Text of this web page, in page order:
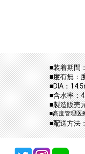
■装着期間
■度有無：
■DIA：
■含水率：
■製造販売
■高度管理医
■配送方法